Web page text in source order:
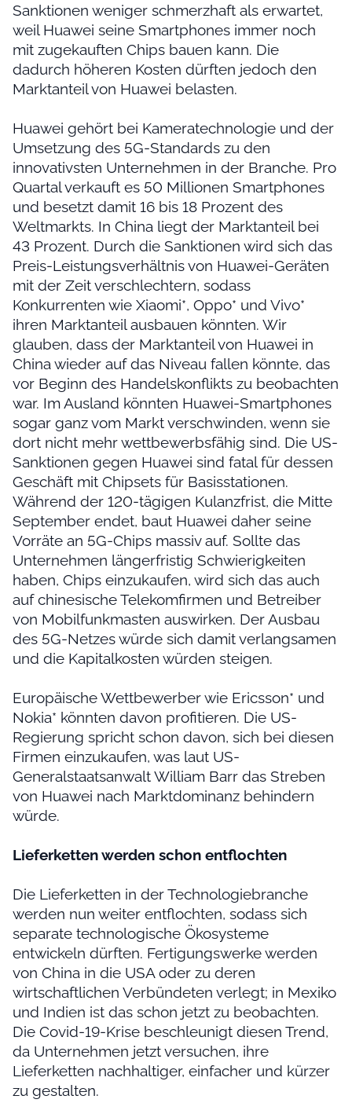
Sanktionen weniger schmerzhaft als erwartet,
weil Huawei seine Smartphones immer noch
mit zugekauften Chips bauen kann. Die
dadurch höheren Kosten dürften jedoch den
Marktanteil von Huawei belasten.
Huawei gehört bei Kameratechnologie und der
Umsetzung des 5G-Standards zu den
innovativsten Unternehmen in der Branche. Pro
Quartal verkauft es 50 Millionen Smartphones
und besetzt damit 16 bis 18 Prozent des
Weltmarkts. In China liegt der Marktanteil bei
43 Prozent. Durch die Sanktionen wird sich das
Preis-Leistungsverhältnis von Huawei-Geräten
mit der Zeit verschlechtern, sodass
Konkurrenten wie Xiaomi*, Oppo* und Vivo*
ihren Marktanteil ausbauen könnten. Wir
glauben, dass der Marktanteil von Huawei in
China wieder auf das Niveau fallen könnte, das
vor Beginn des Handelskonflikts zu beobachten
war. Im Ausland könnten Huawei-Smartphones
sogar ganz vom Markt verschwinden, wenn sie
dort nicht mehr wettbewerbsfähig sind. Die US-
Sanktionen gegen Huawei sind fatal für dessen
Geschäft mit Chipsets für Basisstationen.
Während der 120-tägigen Kulanzfrist, die Mitte
September endet, baut Huawei daher seine
Vorräte an 5G-Chips massiv auf. Sollte das
Unternehmen längerfristig Schwierigkeiten
haben, Chips einzukaufen, wird sich das auch
auf chinesische Telekomfirmen und Betreiber
von Mobilfunkmasten auswirken. Der Ausbau
des 5G-Netzes würde sich damit verlangsamen
und die Kapitalkosten würden steigen.
Europäische Wettbewerber wie Ericsson* und
Nokia* könnten davon profitieren. Die US-
Regierung spricht schon davon, sich bei diesen
Firmen einzukaufen, was laut US-
Generalstaatsanwalt William Barr das Streben
von Huawei nach Marktdominanz behindern
würde.
Lieferketten werden schon entflochten
Die Lieferketten in der Technologiebranche
werden nun weiter entflochten, sodass sich
separate technologische Ökosysteme
entwickeln dürften. Fertigungswerke werden
von China in die USA oder zu deren
wirtschaftlichen Verbündeten verlegt; in Mexiko
und Indien ist das schon jetzt zu beobachten.
Die Covid-19-Krise beschleunigt diesen Trend,
da Unternehmen jetzt versuchen, ihre
Lieferketten nachhaltiger, einfacher und kürzer
zu gestalten.